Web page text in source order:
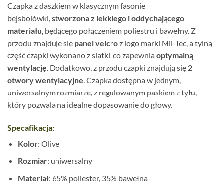
Czapka z daszkiem w klasycznym fasonie
bejsbolówki,stworzona z lekkiego i oddychającego
materiału, będącego połączeniem poliestru i bawełny. Z
przodu znajduje się panel velcroz logo marki Mil-Tec, a tylną
część czapki wykonano z siatki, co zapewnia optymalną
wentylację. Dodatkowo, z przodu czapki znajdują się 2
otwory wentylacyjne. Czapka dostępna w jednym,
uniwersalnym rozmiarze, z regulowanym paskiem z tyłu,
który pozwala na idealne dopasowanie do głowy.
Specafikacja:
Kolor: Olive
Rozmiar: uniwersalny
Materiał: 65% poliester, 35% bawełna